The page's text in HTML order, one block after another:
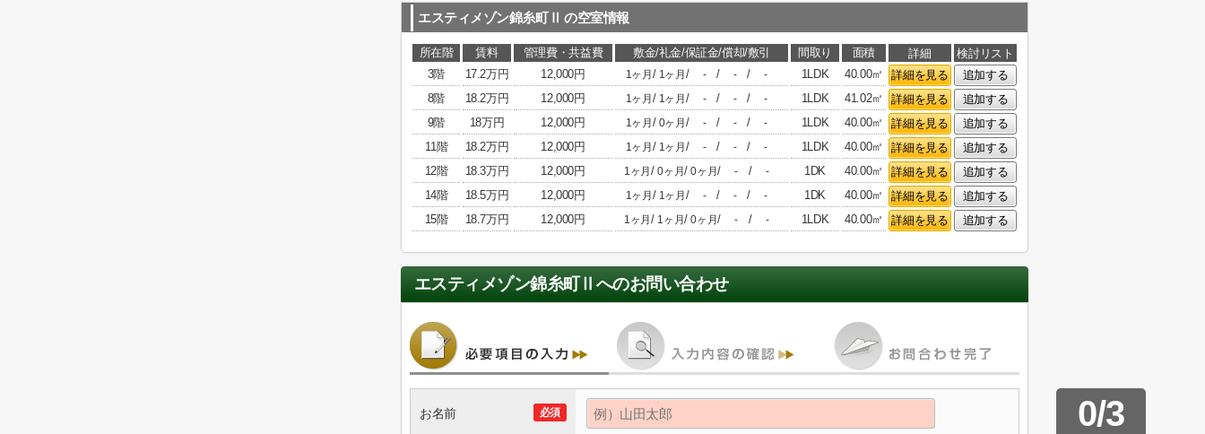
エスティメゾン錦糸町Ⅱ の空室情報
所在階 賃料 管理費・共益費 敷金/礼金/保証金/償却/敷引 間取り 面積 詳細
検討リスト
3階
17.2万円 12,000円 1ヶ月 / 1ヶ月 / - / - / - 1LDK 40.00㎡ 詳細を見る
追加する
8階
18.2万円 12,000円 1ヶ月 / 1ヶ月 / - / - / - 1LDK 41.02㎡ 詳細を見る
追加する
9階
18万円 12,000円 1ヶ月 / 0ヶ月 / - / - / - 1LDK 40.00㎡ 詳細を見る
追加する
11階
18.2万円 12,000円 1ヶ月 / 1ヶ月 / - / - / - 1LDK 40.00㎡ 詳細を見る
追加する
12階
18.3万円 12,000円 1ヶ月/0ヶ月/0ヶ月/ - / - 1DK 40.00㎡ 詳細を見る
追加する
14階
18.5万円 12,000円 1ヶ月 / 1ヶ月 / - / - / - 1DK 40.00㎡ 詳細を見る
追加する
15階
18.7万円 12,000円 1ヶ月/ 1ヶ月/0ヶ月/ - / - 1LDK 40.00㎡ 詳細を見る 追加する
エスティメゾン錦糸町Ⅱ へのお問い合わせ
0/3
必須
お名前